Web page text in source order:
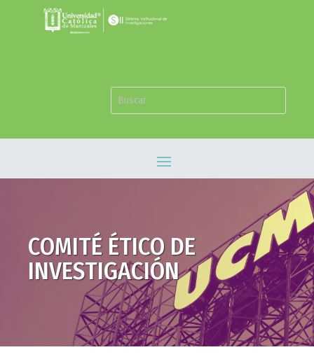
COMITÉ ÉTICO DE
INVESTIGACIÓN